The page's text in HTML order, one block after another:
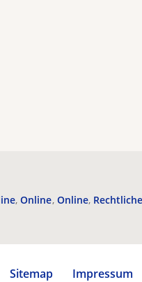
Online Online
Sitemap Impressum